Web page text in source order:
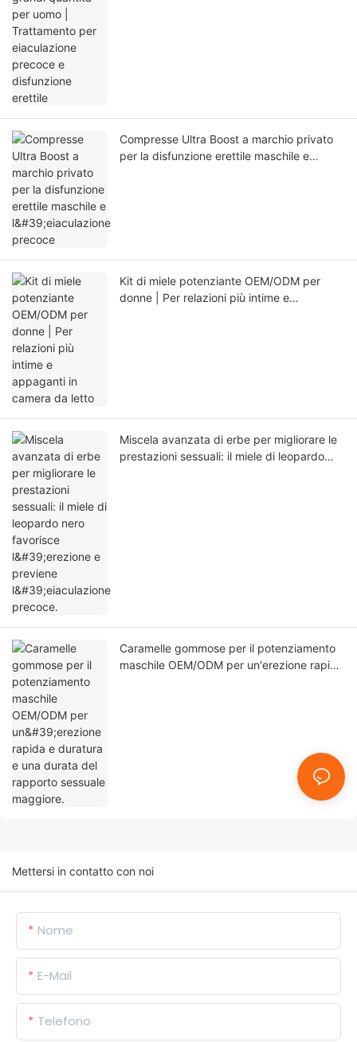
Compresse Ultra Boost a marchio privato
per la disfunzione erettile maschile e
Kit di miele potenziante OEM/ODM per
donne | Per relazioni più intime e
Miscela avanzata di erbe per migliorare le
prestazioni sessuali: il miele di leopardo
Caramelle gommose per il potenziamento
maschile OEM/ODM per un'erezione rapida
Mettersi in contatto con noi
Nome
E-Mail
Telefono